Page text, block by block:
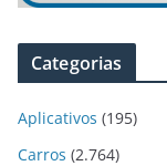
Categorias
Aplicativos (195)
Carros (2.764)